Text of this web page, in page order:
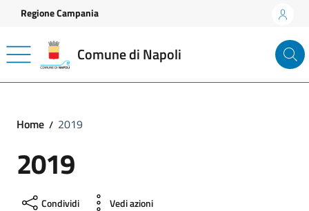
Vai ai contenuti
Vai al footer
Regione Campania
Comune di Napoli
Home 2019
2019
Condividi Vedi azioni